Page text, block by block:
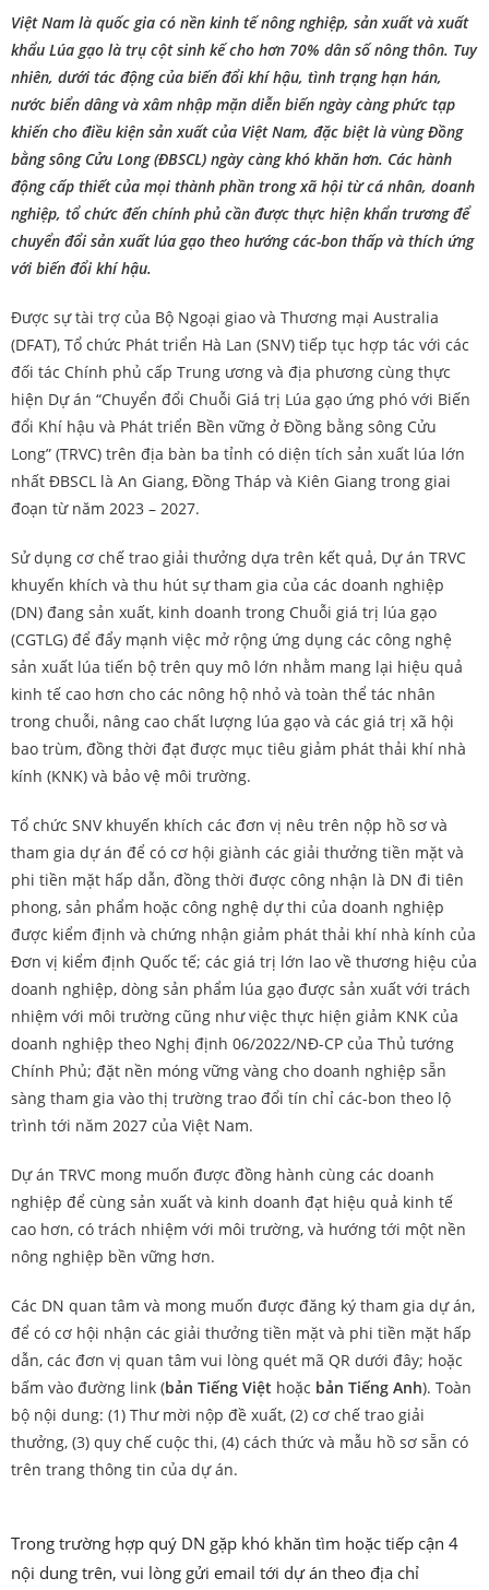
Việt Nam là quốc gia có nền kinh tế nông nghiệp, sản xuất và xuất
khẩu Lúa gạo là trụ cột sinh kế cho hơn 70% dân số nông thôn. Tuy
nhiên, dưới tác động của biến đổi khí hậu, tình trạng hạn hán,
nước biển dâng và xâm nhập mặn diễn biến ngày càng phức tạp
khiến cho điều kiện sản xuất của Việt Nam, đặc biệt là vùng Đồng
bằng sông Cửu Long (ĐBSCL) ngày càng khó khăn hơn. Các hành
động cấp thiết của mọi thành phần trong xã hội từ cá nhân, doanh
nghiệp, tổ chức đến chính phủ cần được thực hiện khẩn trương để
chuyển đổi sản xuất lúa gạo theo hướng các-bon thấp và thích ứng
với biến đổi khí hậu.
Được sự tài trợ của Bộ Ngoại giao và Thương mại Australia
(DFAT), Tổ chức Phát triển Hà Lan (SNV) tiếp tục hợp tác với các
đối tác Chính phủ cấp Trung ương và địa phương cùng thực
hiện Dự án “Chuyển đổi Chuỗi Giá trị Lúa gạo ứng phó với Biến
đổi Khí hậu và Phát triển Bền vững ở Đồng bằng sông Cửu
Long” (TRVC) trên địa bàn ba tỉnh có diện tích sản xuất lúa lớn
nhất ĐBSCL là An Giang, Đồng Tháp và Kiên Giang trong giai
đoạn từ năm 2023 – 2027.
Sử dụng cơ chế trao giải thưởng dựa trên kết quả, Dự án TRVC
khuyến khích và thu hút sự tham gia của các doanh nghiệp
(DN) đang sản xuất, kinh doanh trong Chuỗi giá trị lúa gạo
(CGTLG) để đẩy mạnh việc mở rộng ứng dụng các công nghệ
sản xuất lúa tiến bộ trên quy mô lớn nhằm mang lại hiệu quả
kinh tế cao hơn cho các nông hộ nhỏ và toàn thể tác nhân
trong chuỗi, nâng cao chất lượng lúa gạo và các giá trị xã hội
bao trùm, đồng thời đạt được mục tiêu giảm phát thải khí nhà
kính (KNK) và bảo vệ môi trường.
Tổ chức SNV khuyến khích các đơn vị nêu trên nộp hồ sơ và
tham gia dự án để có cơ hội giành các giải thưởng tiền mặt và
phi tiền mặt hấp dẫn, đồng thời được công nhận là DN đi tiên
phong, sản phẩm hoặc công nghệ dự thi của doanh nghiệp
được kiểm định và chứng nhận giảm phát thải khí nhà kính của
Đơn vị kiểm định Quốc tế; các giá trị lớn lao về thương hiệu của
doanh nghiệp, dòng sản phẩm lúa gạo được sản xuất với trách
nhiệm với môi trường cũng như việc thực hiện giảm KNK của
doanh nghiệp theo Nghị định 06/2022/NĐ-CP của Thủ tướng
Chính Phủ; đặt nền móng vững vàng cho doanh nghiệp sẵn
sàng tham gia vào thị trường trao đổi tín chỉ các-bon theo lộ
trình tới năm 2027 của Việt Nam.
Dự án TRVC mong muốn được đồng hành cùng các doanh
nghiệp để cùng sản xuất và kinh doanh đạt hiệu quả kinh tế
cao hơn, có trách nhiệm với môi trường, và hướng tới một nền
nông nghiệp bền vững hơn.
Các DN quan tâm và mong muốn được đăng ký tham gia dự án,
để có cơ hội nhận các giải thưởng tiền mặt và phi tiền mặt hấp
dẫn, các đơn vị quan tâm vui lòng quét mã QR dưới đây; hoặc
bấm vào đường link (bản Tiếng Việt hoặc bản Tiếng Anh). Toàn
bộ nội dung: (1) Thư mời nộp đề xuất, (2) cơ chế trao giải
thưởng, (3) quy chế cuộc thi, (4) cách thức và mẫu hồ sơ sẵn có
trên trang thông tin của dự án.
Trong trường hợp quý DN gặp khó khăn tìm hoặc tiếp cận 4
nội dung trên, vui lòng gửi email tới dự án theo địa chỉ